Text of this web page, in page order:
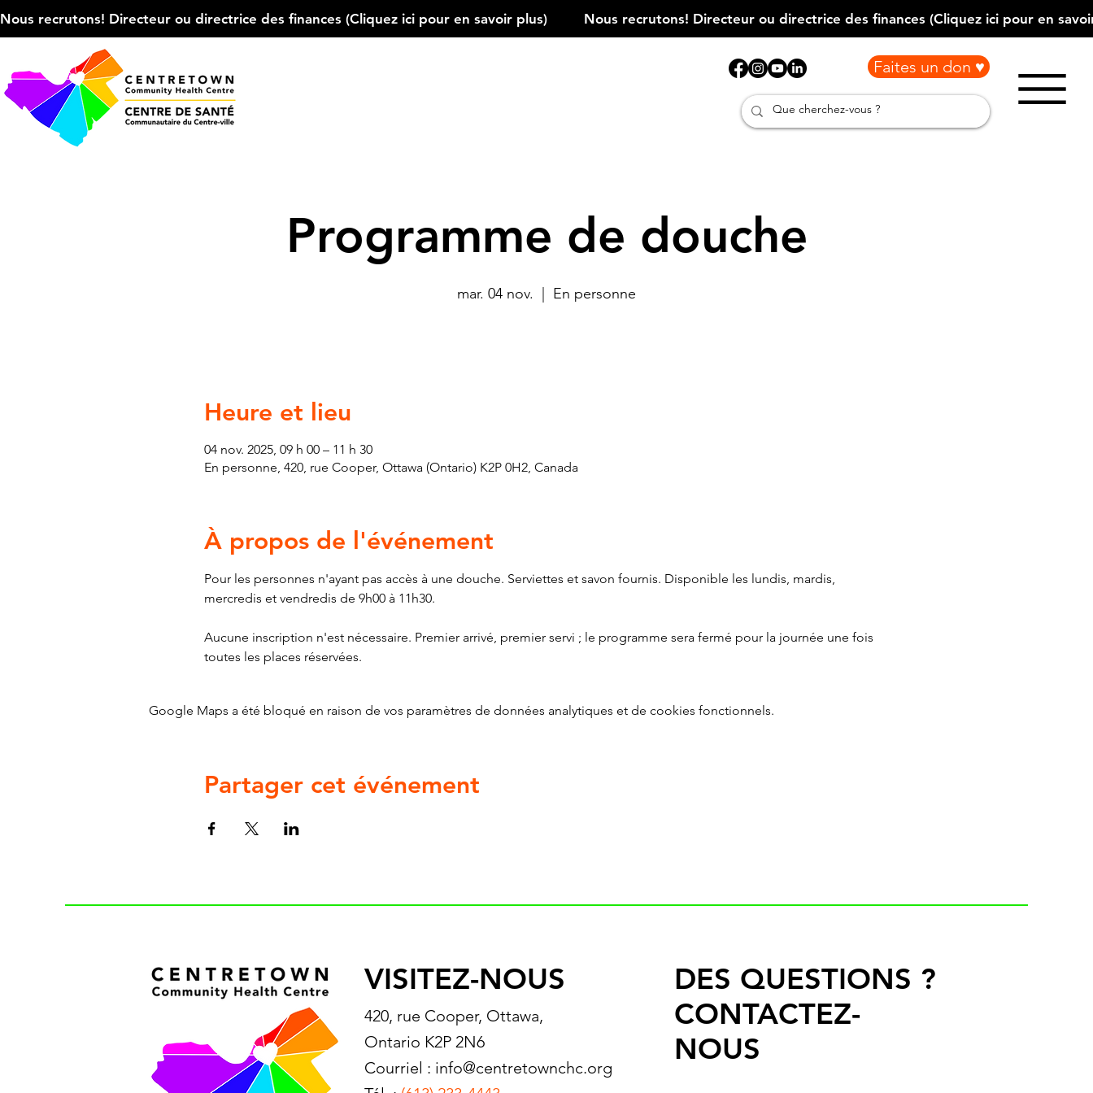
Nous recrutons! Directeur ou directrice des finances (Cliquez ici pour en savoir plus)
Faites un don ♥
Programme de douche
mar. 04 nov. En personne
Heure et lieu
04 nov. 2025, 09 h 00 – 11 h 30
En personne, 420, rue Cooper, Ottawa (Ontario) K2P 0H2, Canada
À propos de l'événement
Pour les personnes n'ayant pas accès à une douche. Serviettes et savon fournis. Disponible les lundis, mardis,
mercredis et vendredis de 9h00 à 11h30.
Aucune inscription n'est nécessaire. Premier arrivé, premier servi ; le programme sera fermé pour la journée une fois
toutes les places réservées.
Google Maps a été bloqué en raison de vos paramètres de données analytiques et de cookies fonctionnels.
Partager cet événement
VISITEZ-NOUS
420, rue Cooper, Ottawa,
Ontario K2P 2N6
Courriel : info@centretownchc.org
DES QUESTIONS ?
CONTACTEZ-
NOUS